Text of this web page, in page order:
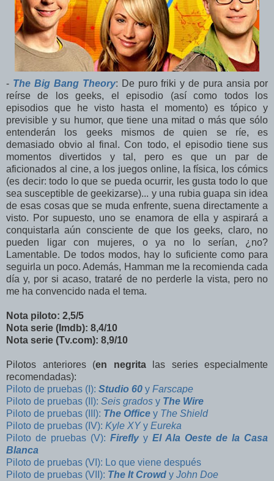
- The Big Bang Theory: De puro friki y de pura ansia por
reírse de los geeks, el episodio (así como todos los
episodios que he visto hasta el momento) es tópico y
previsible y su humor, que tiene una mitad o más que sólo
entenderán los geeks mismos de quien se ríe, es
demasiado obvio al final. Con todo, el episodio tiene sus
momentos divertidos y tal, pero es que un par de
aficionados al cine, a los juegos online, la física, los cómics
(es decir: todo lo que se pueda ocurrir, les gusta todo lo que
sea susceptible de geekizarse)... y una rubia guapa sin idea
de esas cosas que se muda enfrente, suena directamente a
visto. Por supuesto, uno se enamora de ella y aspirará a
conquistarla aún consciente de que los geeks, claro, no
pueden ligar con mujeres, o ya no lo serían, ¿no?
Lamentable. De todos modos, hay lo suficiente como para
seguirla un poco. Además, Hamman me la recomienda cada
día y, por si acaso, trataré de no perderle la vista, pero no
me ha convencido nada el tema.
Nota piloto: 2,5/5
Nota serie (Imdb): 8,4/10
Nota serie (Tv.com): 8,9/10
Pilotos anteriores (en negritalas series especialmente
recomendadas):
Piloto de pruebas (I): Studio 60 y Farscape
Piloto de pruebas (II): Seis grados y The Wire
Piloto de pruebas (III): The Office y The Shield
Piloto de pruebas (IV): Kyle XYy Eureka
Piloto de pruebas (V): Fireflyy El Ala Oeste de la Casa
Blanca
Piloto de pruebas (VI): Lo que viene después
Piloto de pruebas (VII): The It Crowd y John Doe